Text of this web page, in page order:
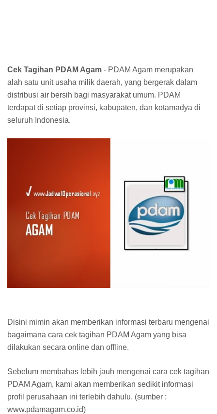
Cek Tagihan PDAM Agam - PDAM Agam merupakan
alah satu unit usaha milik daerah, yang bergerak dalam
distribusi air bersih bagi masyarakat umum. PDAM
terdapat di setiap provinsi, kabupaten, dan kotamadya di
seluruh Indonesia.
Disini mimin akan memberikan informasi terbaru mengenai
bagaimana cara cek tagihan PDAM Agam yang bisa
dilakukan secara online dan offline.
Sebelum membahas lebih jauh mengenai cara cek tagihan
PDAM Agam, kami akan memberikan sedikit informasi
profil perusahaan ini terlebih dahulu. (sumber :
www.pdamagam.co.id)